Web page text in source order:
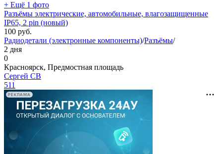
+ Ещё 1 фото
Разъёмы электрические, автомобильные, влагозащищенные
IP65, 2 pin (новый)
100 руб.
Радиодетали (электронные компоненты)/Разъёмы/
2 дня
0
Красноярск, Предмостная площадь
Сергей СВ
511
РЕКЛАМА